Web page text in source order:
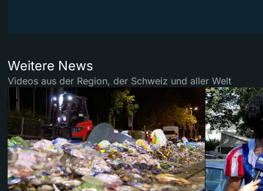
Weitere News
Videos aus der Region, der Schweiz und aller Welt